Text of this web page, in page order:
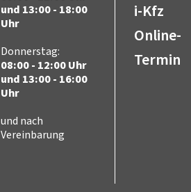
Verkehr und Mobilität
ÖPNV
Hafen- und
Wasserstraßen
Tierschutz (Tierhaltung
und Jagd)
und 13:00 - 18:00
Uhr
Donnerstag:
08:00 - 12:00 Uhr
und 13:00 - 16:00
Uhr
und nach
Vereinbarung
i-Kfz
Online-
Termin